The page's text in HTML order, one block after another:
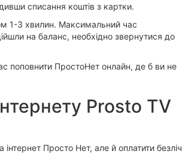
списання коштів з картки.
1-3 хвилин. Максимальний час
на баланс, необхідно звернутися до
поповнити ПростоНет онлайн, де б ви не
Prosto TV
Просто Нет, але й оплатити безліч